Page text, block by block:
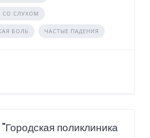
СО СЛУХОМ
БОЛЬ ЧАСТЫЕ ПАДЕНИЯ
поликлиника